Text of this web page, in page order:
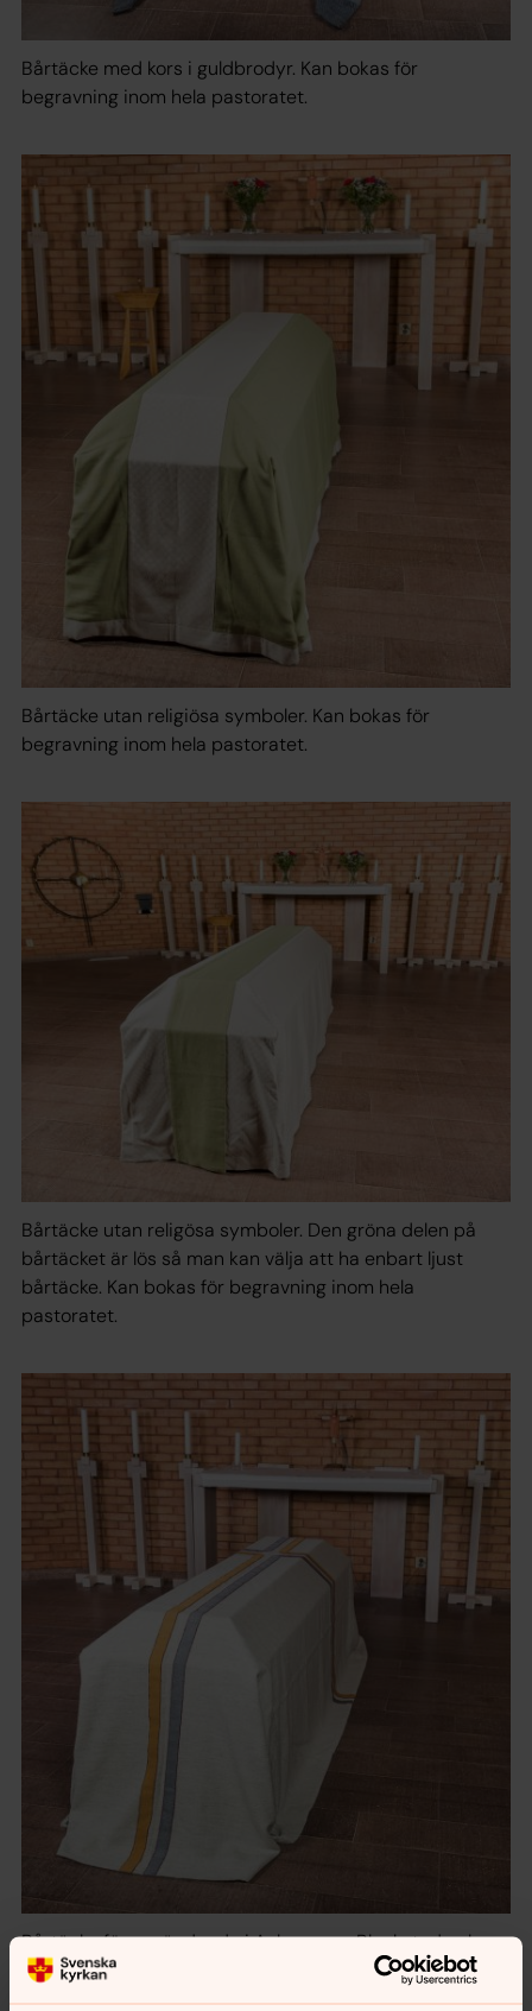
Bårtäcke med kors i guldbrodyr. Kan bokas för
begravning inom hela pastoratet.
Bårtäcke utan religiösa symboler. Kan bokas för
begravning inom hela pastoratet.
Bårtäcke utan religösa symboler. Den gröna delen på
bårtäcket är lös så man kan välja att ha enbart ljust
bårtäcke. Kan bokas för begravning inom hela
pastoratet.
Bårtäcke för användande i Ankarsrum, Blackstad och
Hallingbergs kyrka.